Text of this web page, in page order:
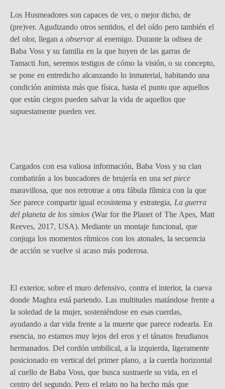
Los Husmeadores son capaces de ver, o mejor dicho, de
(pre)ver. Agudizando otros sentidos, el del oído pero también el
del olor, llegan aobservaral enemigo. Durante la odisea de
Baba Voss y su familia en la que huyen de las garras de
Tamacti Jun, seremos testigos de cómo la visión, o su concepto,
se pone en entredicho alcanzando lo inmaterial, habitando una
condición animista más que física, hasta el punto que aquellos
que están ciegos pueden salvar la vida de aquellos que
supuestamente pueden ver.
Cargados con esa valiosa información, Baba Voss y su clan
combatirán a los buscadores de brujería en unaset piece
maravillosa, que nos retrotrae a otra fábula fílmica con la que
See parece compartir igual ecosistema y estrategia, La guerra
del planeta de los simios (War for the Planet of The Apes, Matt
Reeves, 2017, USA). Mediante un montaje funcional, que
conjuga los momentos rítmicos con los atonales, la secuencia
de acción se vuelve si acaso más poderosa.
El exterior, sobre el muro defensivo, contra el interior, la cueva
donde Maghra está pariendo. Las multitudes matándose frente a
la soledad de la mujer, sosteniéndose en esas cuerdas,
ayudando a dar vida frente a la muerte que parece rodearla. En
esencia, no estamos muy lejos del eros y el tánatos freudianos
hermanados. Del cordón umbilical, a la izquierda, ligeramente
posicionado en vertical del primer plano, a la cuerda horizontal
al cuello de Baba Voss, que busca sustraerle su vida, en el
centro del segundo. Pero el relato no ha hecho más que